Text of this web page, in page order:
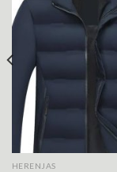
HERENJAS